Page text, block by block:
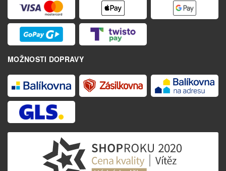
MOŽNOSTI DOPRAVY